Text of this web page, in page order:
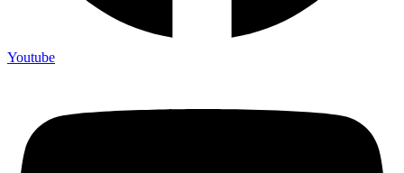
Youtube